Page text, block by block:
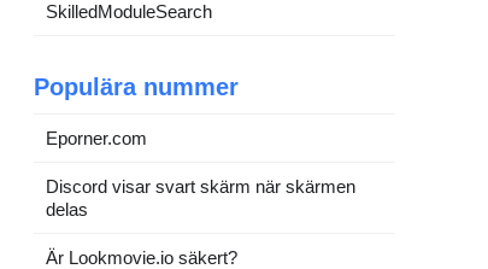
SkilledModuleSearch
Populära nummer
Eporner.com
Discord visar svart skärm när skärmen
delas
Är Lookmovie.io säkert?